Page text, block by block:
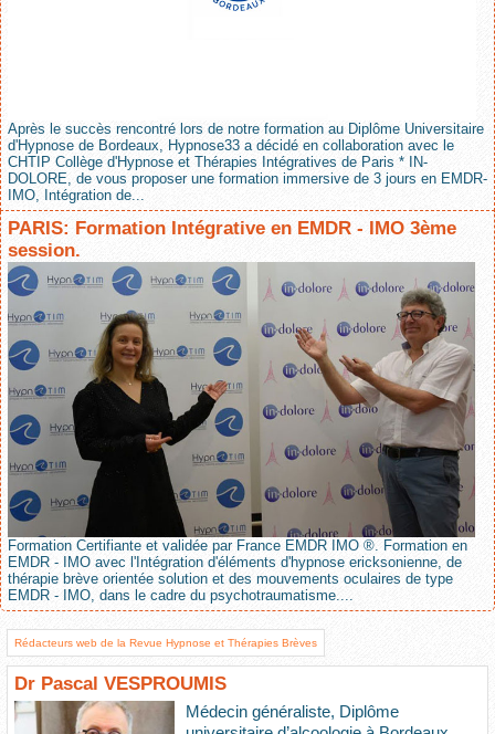
Après le succès rencontré lors de notre formation au Diplôme Universitaire
d'Hypnose de Bordeaux, Hypnose33 a décidé en collaboration avec le
CHTIP Collège d'Hypnose et Thérapies Intégratives de Paris * IN-
DOLORE, de vous proposer une formation immersive de 3 jours en EMDR-
IMO, Intégration de...
PARIS: Formation Intégrative en EMDR - IMO 3ème
session.
Formation Certifiante et validée par France EMDR IMO ®. Formation en
EMDR - IMO avec l'Intégration d'éléments d'hypnose ericksonienne, de
thérapie brève orientée solution et des mouvements oculaires de type
EMDR - IMO, dans le cadre du psychotraumatisme....
Rédacteurs web de la Revue Hypnose et Thérapies Brèves
Dr Pascal VESPROUMIS
Médecin généraliste, Diplôme